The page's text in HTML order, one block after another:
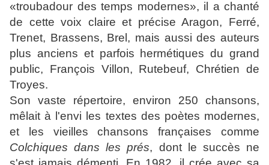
«troubadour des temps modernes», il a chanté
de cette voix claire et précise Aragon, Ferré,
Trenet, Brassens, Brel, mais aussi des auteurs
plus anciens et parfois hermétiques du grand
public, François Villon, Rutebeuf, Chrétien de
Troyes.
Son vaste répertoire, environ 250 chansons,
mêlait à l'envi les textes des poètes modernes,
et les vieilles chansons françaises comme
Colchiques dans les prés, dont le succès ne